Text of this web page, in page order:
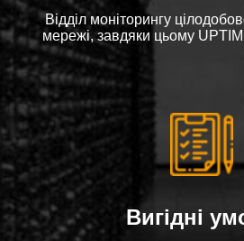
Відділ моніторингу
мережі, завдяки цьому
Вигідні